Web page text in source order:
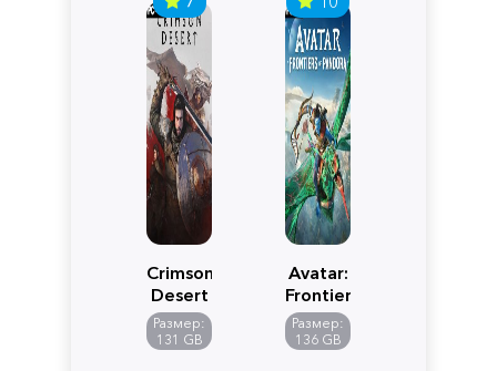
Crimson
Desert
Размер:
131 GB
Avatar:
Frontiers
of
Pandora
Размер:
136 GB